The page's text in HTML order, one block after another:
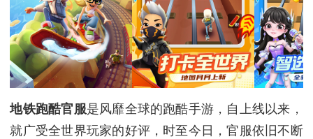
地铁跑酷官服是风靡全球的跑酷手游，自上线以来，
就广受全世界玩家的好评，时至今日，官服依旧不断